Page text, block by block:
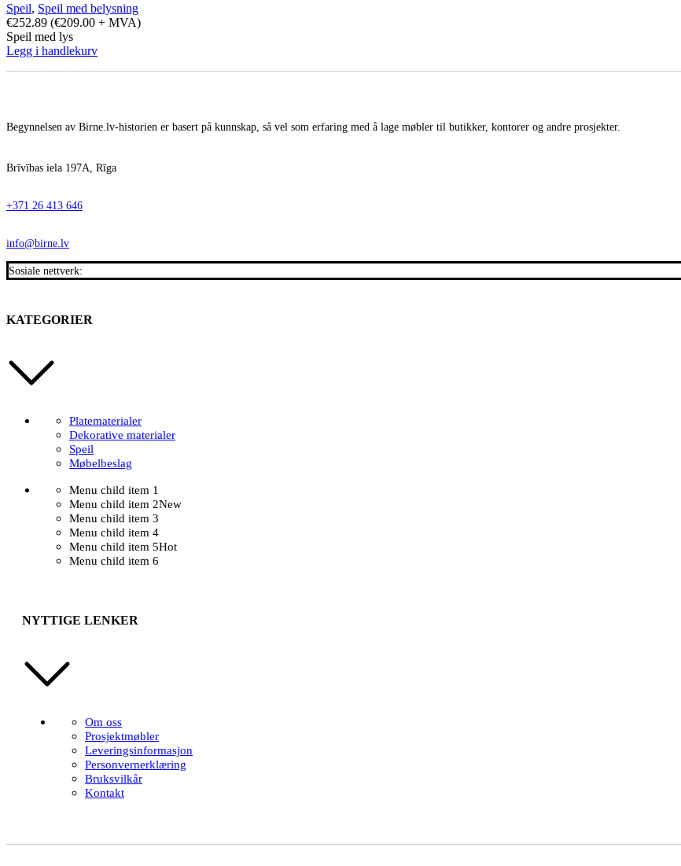
Speil, Speil med belysning
€252.89 (€209.00 + MVA)
Speil med lys
Legg i handlekurv
Begynnelsen av Birne.lv-historien er basert på kunnskap, så vel som erfaring med å lage møbler til butikker, kontorer og andre prosjekter.
Brīvības iela 197A, Rīga
+371 26 413 646
info@birne.lv
Sosiale nettverk:
KATEGORIER
Platematerialer
Dekorative materialer
Speil
Møbelbeslag
Menu child item 1
Menu child item 2New
Menu child item 3
Menu child item 4
Menu child item 5Hot
Menu child item 6
NYTTIGE LENKER
Om oss
Prosjektmøbler
Leveringsinformasjon
Personvernerklæring
Bruksvilkår
Kontakt